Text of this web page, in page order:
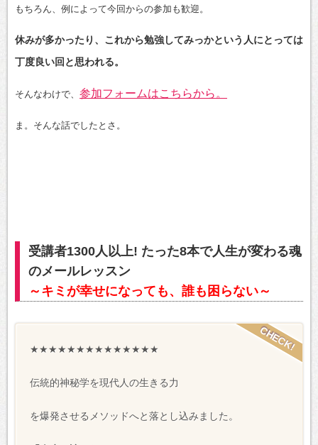
もちろん、例によって今回からの参加も歓迎。
休みが多かったり、これから勉強してみっかという人にとっては
丁度良い回と思われる。
そんなわけで、 参加フォームはこちらから。
ま。そんな話でしたとさ。
受講者1300人以上! たった8本で人生が変わる魂
のメールレッスン
～キミが幸せになっても、誰も困らない～
★★★★★★★★★★★★★★
伝統的神秘学を現代人の生きる力
を爆発させるメソッドへと落とし込みました。